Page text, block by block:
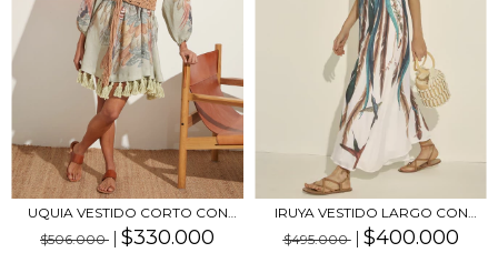
UQUIA VESTIDO CORTO CON
BORLAS
$506.000 $330.000
IRUYA VESTIDO LARGO CON
BRETEL Y ESPALDA...
$495.000 $400.000